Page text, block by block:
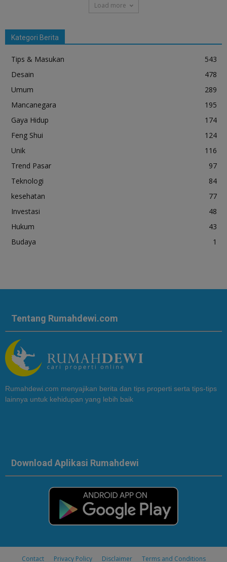
Load more
Kategori Berita
Tips & Masukan
543
Desain
478
Umum
289
Mancanegara
195
Gaya Hidup
174
Feng Shui
124
Unik
116
Trend Pasar
97
Teknologi
84
kesehatan
77
Investasi
48
Hukum
43
Budaya
1
Tentang Rumahdewi.com
Rumahdewi.com menyajikan berita dan tips properti serta tips-tips
lainnya untuk kehidupan yang lebih baik
Download Aplikasi Rumahdewi
Contact Privacy Policy Disclaimer Terms and Conditions